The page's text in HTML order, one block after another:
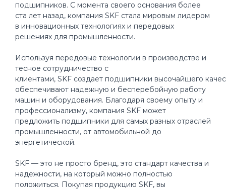
подшипников. С момента своего основания более
ста лет назад, компания SKF стала мировым лидером
в инновационных технологиях и передовых
решениях для промышленности.
Используя передовые технологии в производстве и
тесное сотрудничество с
клиентами, SKF создает подшипники высочайшего
обеспечивают надежную и бесперебойную работу
машин и оборудования. Благодаря своему опыту и
профессионализму, компания SKF может
предложить подшипники для самых разных отраслей
промышленности, от автомобильной до
энергетической.
SKF — это не просто бренд, это стандарт качества и
надежности, на который можно полностью
положиться. Покупая продукцию SKF, вы